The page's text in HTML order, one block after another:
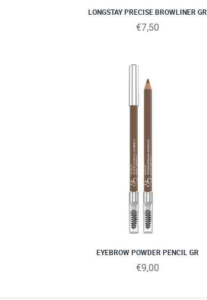
LONGSTAY PRECISE BROWLINER GR
€7,50
EYEBROW POWDER PENCIL GR
€9,00